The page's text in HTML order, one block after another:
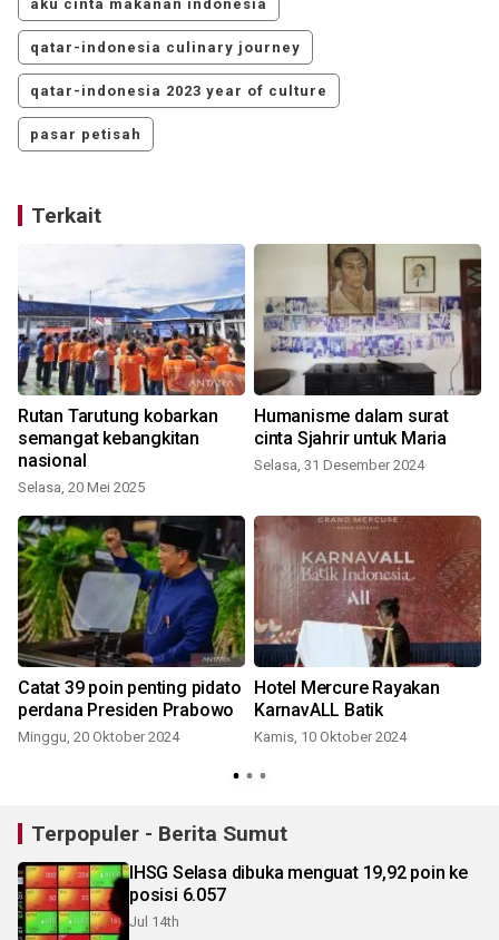
aku cinta makanan indonesia
qatar-indonesia culinary journey
qatar-indonesia 2023 year of culture
pasar petisah
Terkait
Rutan Tarutung kobarkan
semangat kebangkitan
nasional
Selasa, 20 Mei 2025
Humanisme dalam surat
cinta Sjahrir untuk Maria
Selasa, 31 Desember 2024
Catat 39 poin penting pidato
perdana Presiden Prabowo
Minggu, 20 Oktober 2024
Hotel Mercure Rayakan
KarnavALL Batik
Kamis, 10 Oktober 2024
Terpopuler - Berita Sumut
IHSG Selasa dibuka menguat 19,92 poin ke
posisi 6.057
Jul 14th